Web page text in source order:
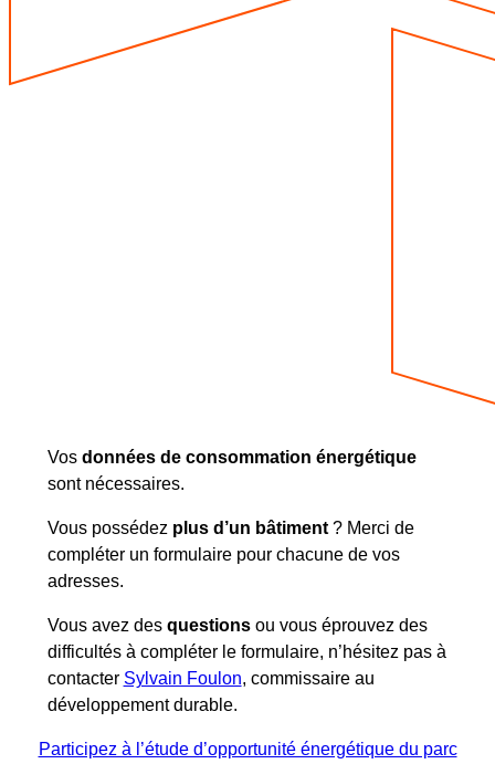
Vos données de consommation énergétique
sont nécessaires.
Vous possédez plus d’un bâtiment ? Merci de
compléter un formulaire pour chacune de vos
adresses.
Vous avez des questionsou vous éprouvez des
difficultés à compléter le formulaire, n’hésitez pas à
contacter Sylvain Foulon, commissaire au
développement durable.
Participez à l’étude d’opportunité énergétique du parc